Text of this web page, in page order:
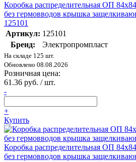
Коробка распределительная ОП
без гермовводов крышка
125101
Артикул: 125101
Бренд:
Электропромпласт
На складе 125 шт.
Обновлено 08.08.2026
Розничная цена:
61.36 руб. / шт.
-
+
Купить
Коробка распределительная ОП
без гермовводов крышка